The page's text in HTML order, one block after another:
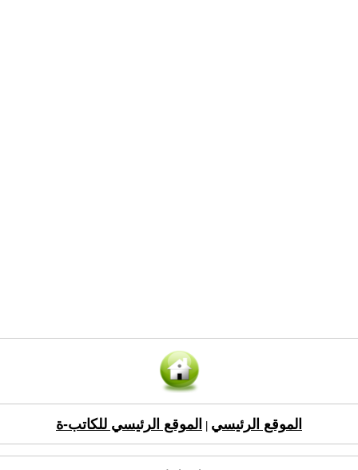
الموقع الرئيسي الموقع الرئيسي للكاتب-ة